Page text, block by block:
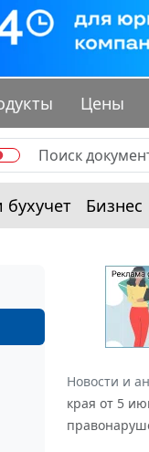
Цены
бухучет Бизнес
Новости и
края от 5